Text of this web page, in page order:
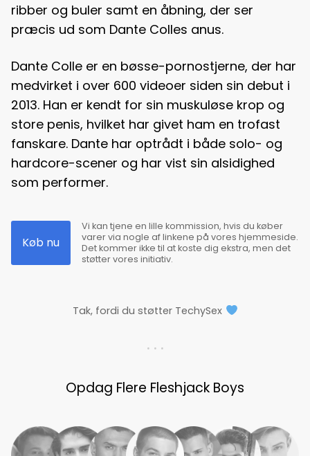
ribber og buler samt en åbning, der ser
præcis ud som Dante Colles anus.
Dante Colle er en bøsse-pornostjerne, der har
medvirket i over 600 videoer siden sin debut i
2013. Han er kendt for sin muskuløse krop og
store penis, hvilket har givet ham en trofast
fanskare. Dante har optrådt i både solo- og
hardcore-scener og har vist sin alsidighed
som performer.
Køb nu
Vi kan tjene en lille kommission, hvis du køber
varer via nogle af linkene på vores hjemmeside.
Det kommer ikke til at koste dig ekstra, men det
støtter vores initiativ.
Tak, fordi du støtter TechySex
. . .
Opdag Flere Fleshjack Boys